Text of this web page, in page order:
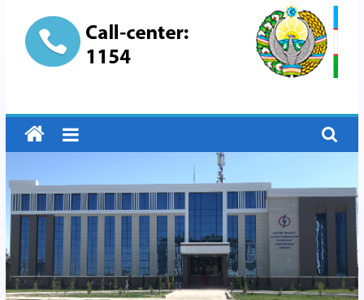
АО
"Бухарское
Предприятие
Территориальных
Электрических
сетей"
АО